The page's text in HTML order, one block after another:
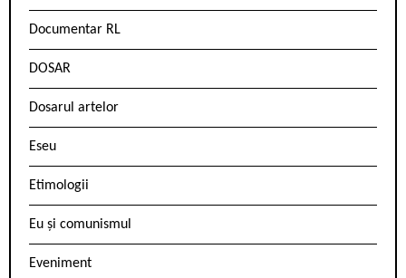
Documentar RL
DOSAR
Dosarul artelor
Eseu
Etimologii
Eu și comunismul
Eveniment